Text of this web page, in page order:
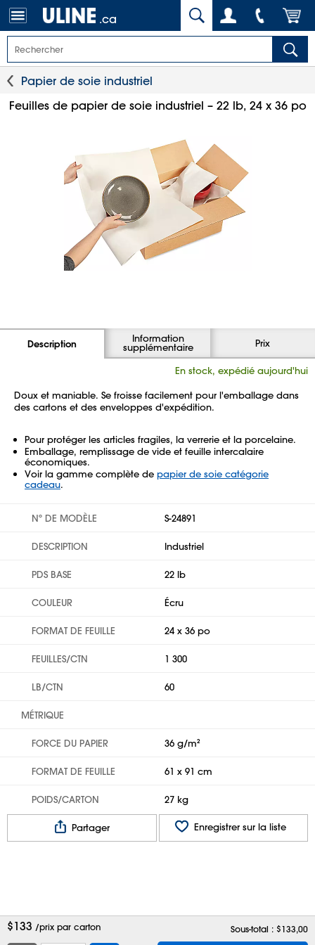
.ca
Papier de soie industriel
Feuilles de papier de soie industriel – 22 lb, 24 x 36 po
Description Information
supplémentaire Prix
En stock, expédié aujourd'hui
Doux et maniable. Se froisse facilement pour l'emballage dans
des cartons et des enveloppes d'expédition.
Pour protéger les articles fragiles, la verrerie et la porcelaine.
Emballage, remplissage de vide et feuille intercalaire
économiques.
Voir la gamme complète de papier de soie catégorie
cadeau.
Nº DE MODÈLE S-24891
DESCRIPTION Industriel
PDS BASE 22 lb
COULEUR Écru
FORMAT DE FEUILLE 24 x 36 po
FEUILLES/CTN 1 300
LB/CTN 60
MÉTRIQUE
FORCE DU PAPIER 36 g/m²
FORMAT DE FEUILLE 61 x 91 cm
POIDS/CARTON 27 kg
Partager Enregistrer sur la liste
$133 /prix par carton Sous-total : $133,00